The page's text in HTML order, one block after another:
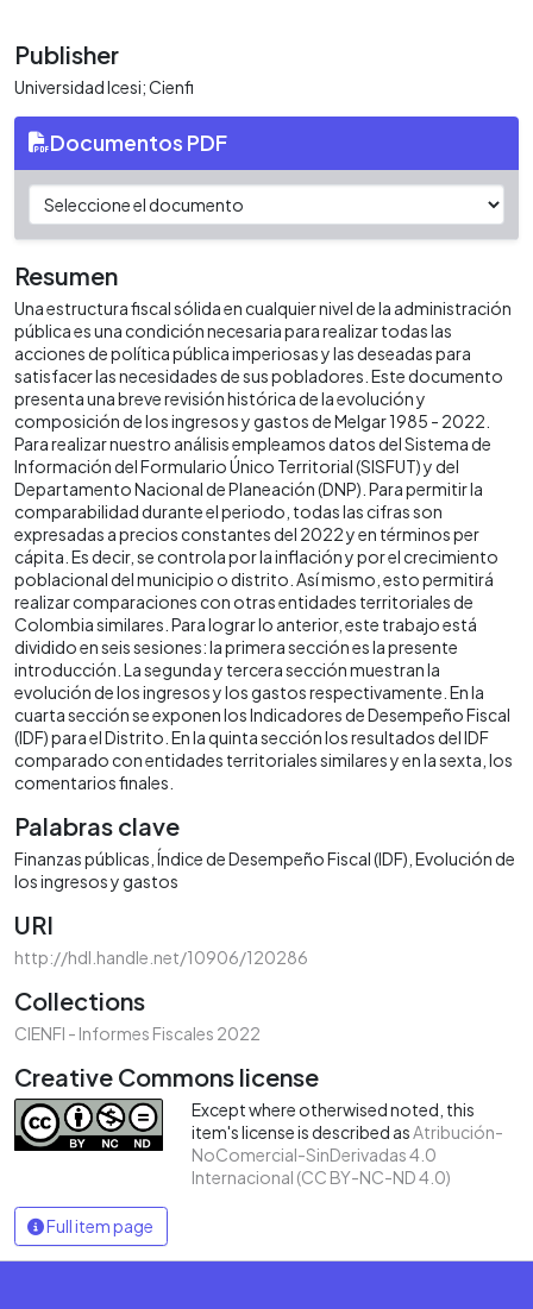
Publisher
Universidad Icesi; Cienfi
Documentos PDF
Resumen
Una estructura fiscal sólida en cualquier nivel de la administración
pública es una condición necesaria para realizar todas las
acciones de política pública imperiosas y las deseadas para
satisfacer las necesidades de sus pobladores. Este documento
presenta una breve revisión histórica de la evolución y
composición de los ingresos y gastos de Melgar 1985 - 2022.
Para realizar nuestro análisis empleamos datos del Sistema de
Información del Formulario Único Territorial (SISFUT) y del
Departamento Nacional de Planeación (DNP). Para permitir la
comparabilidad durante el periodo, todas las cifras son
expresadas a precios constantes del 2022 y en términos per
cápita. Es decir, se controla por la inflación y por el crecimiento
poblacional del municipio o distrito. Así mismo, esto permitirá
realizar comparaciones con otras entidades territoriales de
Colombia similares. Para lograr lo anterior, este trabajo está
dividido en seis sesiones: la primera sección es la presente
introducción. La segunda y tercera sección muestran la
evolución de los ingresos y los gastos respectivamente. En la
cuarta sección se exponen los Indicadores de Desempeño Fiscal
(IDF) para el Distrito. En la quinta sección los resultados del IDF
comparado con entidades territoriales similares y en la sexta, los
comentarios finales.
Palabras clave
Finanzas públicas Índice de Desempeño Fiscal (IDF) Evolución de
los ingresos y gastos
URI
http://hdl.handle.net/10906/120286
Collections
CIENFI - Informes Fiscales 2022
Creative Commons license
Except where otherwised noted, this
item's license is described asAtribución-
NoComercial-SinDerivadas 4.0
Internacional (CC BY-NC-ND 4.0)
Full item page